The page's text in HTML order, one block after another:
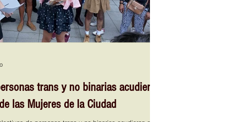
trans y no binarias acudieron
las Mujeres de la Ciudad